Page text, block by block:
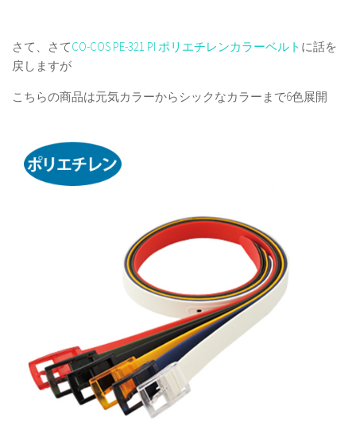
さて、さてCO-COS PE-321 PI ポリエチレンカラーベルト に話を
戻しますが
こちらの商品は元気カラーからシックなカラーまで6色展開